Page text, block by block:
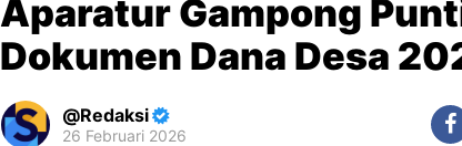
Aparatur Gampong
Dokumen Dana Desa
Redaksi
26 Februari 2026